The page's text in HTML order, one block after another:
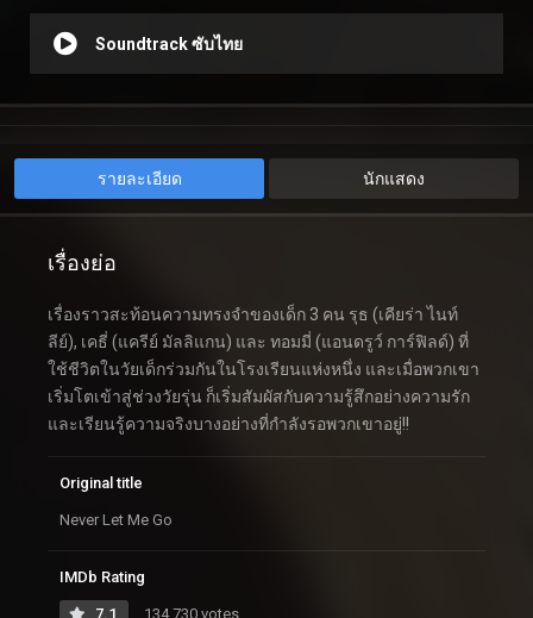
Soundtrack ซับไทย
รายละเอียด นักแสดง
เรื่องย่อ
เรื่องราวสะท้อนความทรงจำของเด็ก 3 คน รุธ (เคียร่า ไนท์
ลีย์), เคธี่ (แครีย์ มัลลิแกน) และ ทอมมี่ (แอนดรูว์ การ์ฟิลด์) ที่
ใช้ชีวิตในวัยเด็กร่วมกันในโรงเรียนแห่งหนึ่ง และเมื่อพวกเขา
เริ่มโตเข้าสู่ช่วงวัยรุ่น ก็เริ่มสัมผัสกับความรู้สึกอย่างความรัก
และเรียนรู้ความจริงบางอย่างที่กำลังรอพวกเขาอยู่!!
Original title
Never Let Me Go
IMDb Rating
7.1 134,730 votes